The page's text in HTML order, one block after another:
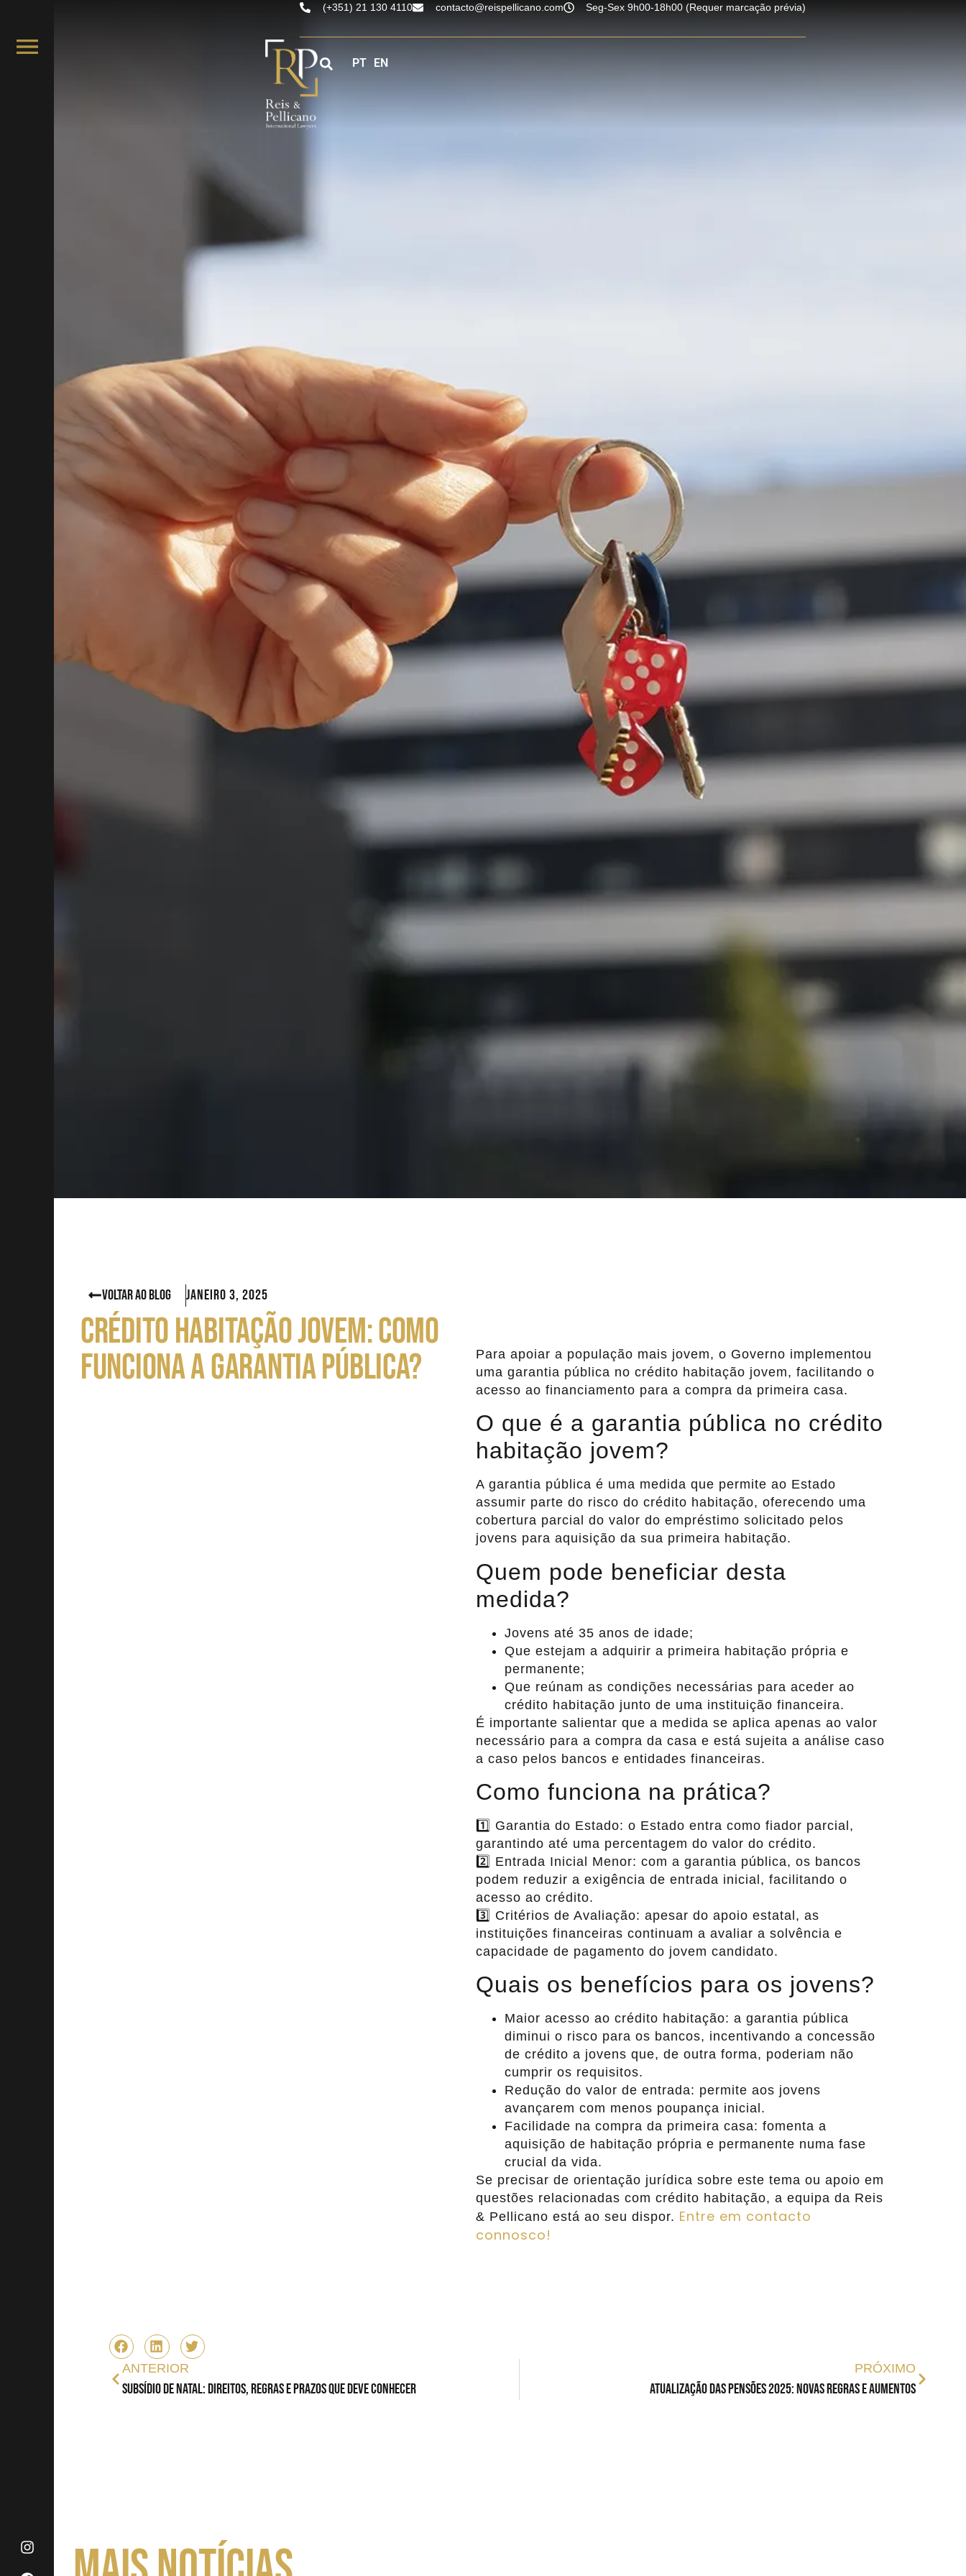
PT EN
(+351) 21 130 4110 contacto@reispellicano.com Seg-Sex 9h00-18h00 (Requer marcação prévia)
VOLTAR AO BLOG Janeiro 3, 2025
CRÉDITO HABITAÇÃO JOVEM: COMO
FUNCIONA A GARANTIA PÚBLICA?
Para apoiar a população mais jovem, o Governo implementou
uma garantia pública no crédito habitação jovem, facilitando o
acesso ao financiamento para a compra da primeira casa.
O que é a garantia pública no crédito
habitação jovem?
A garantia pública é uma medida que permite ao Estado
assumir parte do risco do crédito habitação, oferecendo uma
cobertura parcial do valor do empréstimo solicitado pelos
jovens para aquisição da sua primeira habitação.
Quem pode beneficiar desta
medida?
Jovens até 35 anos de idade;
Que estejam a adquirir a primeira habitação própria e
permanente;
Que reúnam as condições necessárias para aceder ao
crédito habitação junto de uma instituição financeira.
É importante salientar que a medida se aplica apenas ao valor
necessário para a compra da casa e está sujeita a análise caso
a caso pelos bancos e entidades financeiras.
Como funciona na prática?
1️⃣ Garantia do Estado: o Estado entra como fiador parcial,
garantindo até uma percentagem do valor do crédito.
2️⃣ Entrada Inicial Menor: com a garantia pública, os bancos
podem reduzir a exigência de entrada inicial, facilitando o
acesso ao crédito.
3️⃣ Critérios de Avaliação: apesar do apoio estatal, as
instituições financeiras continuam a avaliar a solvência e
capacidade de pagamento do jovem candidato.
Quais os benefícios para os jovens?
Maior acesso ao crédito habitação: a garantia pública
diminui o risco para os bancos, incentivando a concessão
de crédito a jovens que, de outra forma, poderiam não
cumprir os requisitos.
Redução do valor de entrada: permite aos jovens
avançarem com menos poupança inicial.
Facilidade na compra da primeira casa: fomenta a
aquisição de habitação própria e permanente numa fase
crucial da vida.
Se precisar de orientação jurídica sobre este tema ou apoio em
questões relacionadas com crédito habitação, a equipa da Reis
& Pellicano está ao seu dispor. Entre em contacto
connosco!
ANTERIOR
Subsídio de Natal: Direitos, Regras e Prazos que Deve Conhecer
PRÓXIMO
Atualização das Pensões 2025: Novas Regras e Aumentos